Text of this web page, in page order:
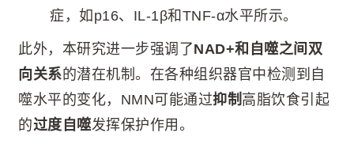
症，如p16、IL-1β和TNF-α水平所示。
此外，本研究进一步强调了NAD+和自噬之间双
向关系的潜在机制。在各种组织器官中检测到自
噬水平的变化，NMN可能通过抑制高脂饮食引起
的过度自噬发挥保护作用。